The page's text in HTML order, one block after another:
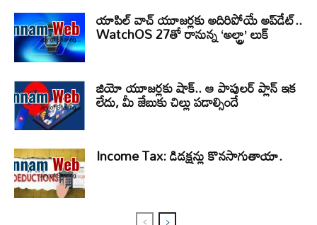
యాపిల్ వాచ్ యూజర్లకు అదిరిపోయే అప్‌డేట్..
WatchOS 27తో రానున్న ‘అల్ట్రా’ లుక్
జియో యూజర్లకు షాక్.. ఆ పాపులర్ ప్లాన్ ఇక
లేదు, మీ జేబుకు చిల్లు పడాల్సిందే
Income Tax: డిడక్షన్లు కొనసాగుతాయా.